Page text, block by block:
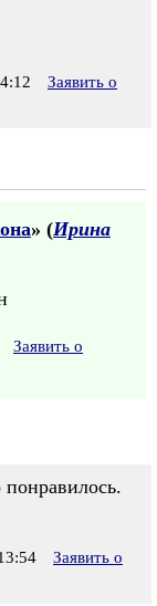
Заявить о
» (Ирина
Заявить о
Заявить о